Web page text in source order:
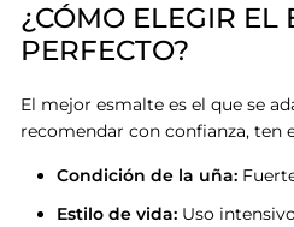
¿CÓMO ELEGIR EL
PERFECTO?
El mejor esmalte es el que se
recomendar con confianza, ten
Condición de la uña:
Estilo de vida: Uso